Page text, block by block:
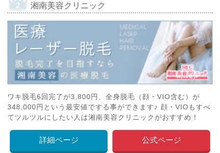
湘南美容クリニック
ワキ脱毛6回完了が3,800円、全身脱毛（顔・VIO含む）が
348,000円という最安値でする事ができます♪ 顔・VIOもすべ
てツルツルにしたい人は湘南美容クリニックがおすすめ！
詳細ページ 公式ページ